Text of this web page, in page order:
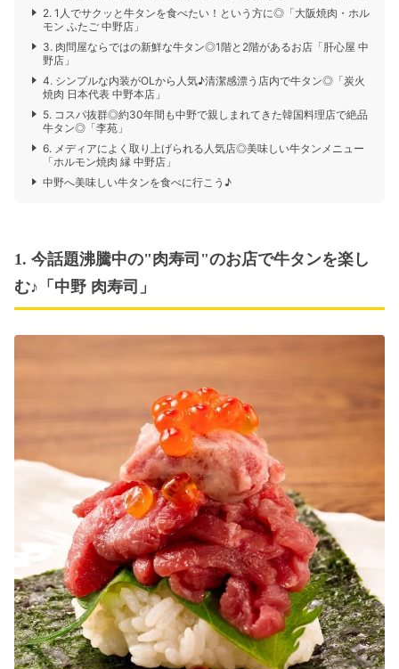
2. 1人でサクッと牛タンを食べたい！という方に◎「大阪焼肉・ホル
モン ふたご 中野店」
3. 肉問屋ならではの新鮮な牛タン◎1階と2階があるお店「肝心屋 中
野店」
4. シンプルな内装がOLから人気♪清潔感漂う店内で牛タン◎「炭火
焼肉 日本代表 中野本店」
5. コスパ抜群◎約30年間も中野で親しまれてきた韓国料理店で絶品
牛タン◎「李苑」
6. メディアによく取り上げられる人気店◎美味しい牛タンメニュー
「ホルモン焼肉 縁 中野店」
中野へ美味しい牛タンを食べに行こう♪
1. 今話題沸騰中の"肉寿司"のお店で牛タンを楽し
む♪「中野 肉寿司」